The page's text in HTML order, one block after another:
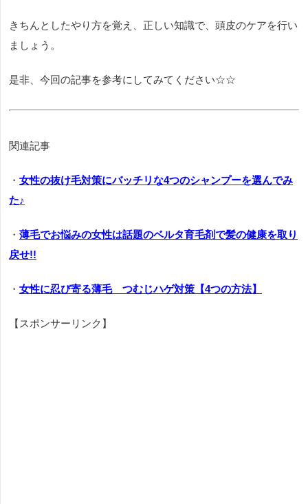
きちんとしたやり方を覚え、正しい知識で、頭皮のケアを行い
ましょう。
是非、今回の記事を参考にしてみてください☆☆
関連記事
・ 女性の抜け毛対策にバッチリな4つのシャンプーを選んでみ
た♪
・ 薄毛でお悩みの女性は話題のベルタ育毛剤で髪の健康を取り
戻せ!!
・ 女性に忍び寄る薄毛 つむじハゲ対策【4つの方法】
【スポンサーリンク】